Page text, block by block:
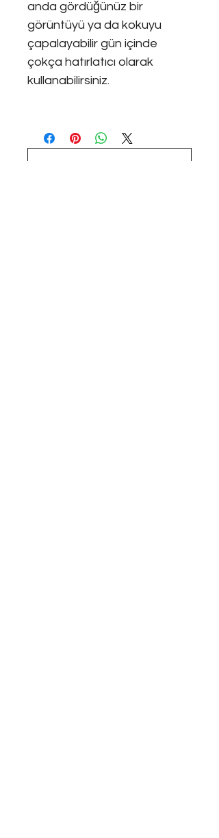
anda gördüğünüz bir
görüntüyü ya da kokuyu
çapalayabilir gün içinde
çokça hatırlatıcı olarak
kullanabilirsiniz.